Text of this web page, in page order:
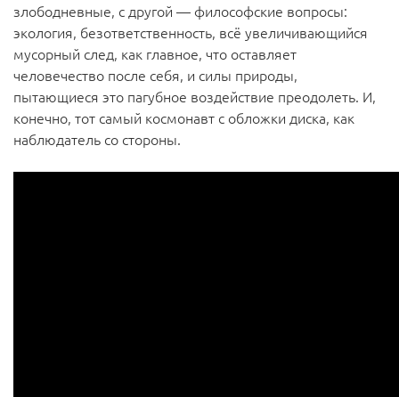
злободневные, с другой — философские вопросы:
экология, безответственность, всё увеличивающийся
мусорный след, как главное, что оставляет
человечество после себя, и силы природы,
пытающиеся это пагубное воздействие преодолеть. И,
конечно, тот самый космонавт с обложки диска, как
наблюдатель со стороны.